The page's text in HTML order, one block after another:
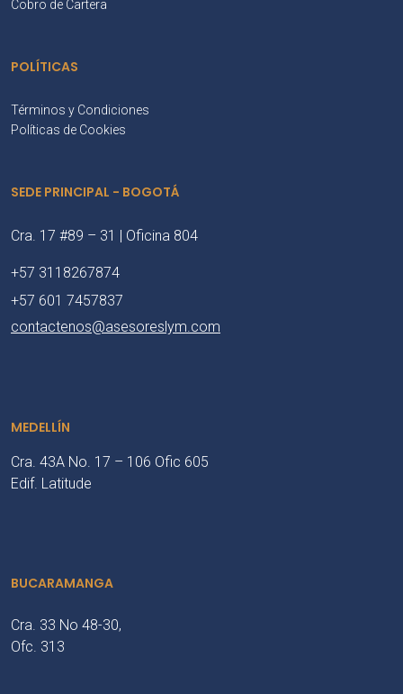
Cobro de Cartera
POLÍTICAS
Términos y Condiciones
Políticas de Cookies
SEDE PRINCIPAL - BOGOTÁ
Cra. 17 #89 – 31 | Oficina 804
+57 3118267874
+57 601 7457837
contactenos@asesoreslym.com
MEDELLÍN
Cra. 43A No. 17 – 106 Ofic 605
Edif. Latitude
BUCARAMANGA
Cra. 33 No 48-30,
Ofc. 313